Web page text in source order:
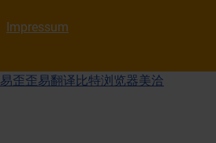
Impressum
易歪歪易翻译 比特浏览器美洽